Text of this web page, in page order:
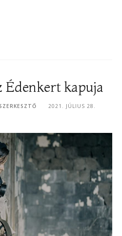
Édenkert kapuja
2021. JÚLIUS 28.